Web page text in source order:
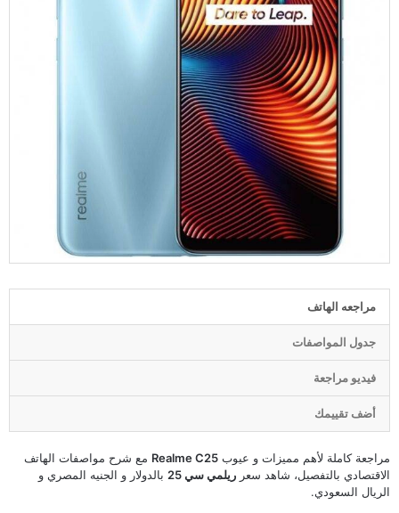
مراجعه الهاتف
جدول المواصفات
فيديو مراجعة
أضف تقييمك
مراجعة كاملة لأهم مميزات و عيوب Realme C25 مع شرح مواصفات الهاتف
الاقتصادي بالتفصيل، شاهد سعر ريلمي سي 25
بالدولار و الجنيه المصري و
الريال السعودي.